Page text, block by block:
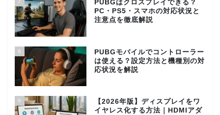
PUBGはクロスプレイできる？
PC・PS5・スマホの対応状況と
注意点を徹底解説
8
PUBGモバイルでコントローラー
は使える？設定方法と機種別の対
応状況を解説
9
【2026年版】ディスプレイをワ
イヤレス化する方法｜HDMIアダ